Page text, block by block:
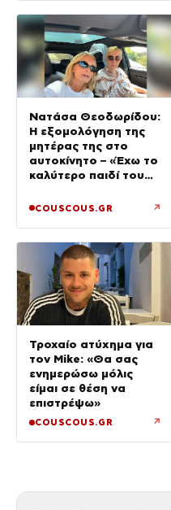
Νατάσα Θεοδωρίδου:
Η εξομολόγηση της
μητέρας της στο
αυτοκίνητο – «Έχω το
καλύτερο παιδί του
COUSCOUS.GR ↗
Τροχαίο ατύχημα για
τον Mike: «Θα σας
ενημερώσω μόλις
είμαι σε θέση να
επιστρέψω»
COUSCOUS.GR ↗